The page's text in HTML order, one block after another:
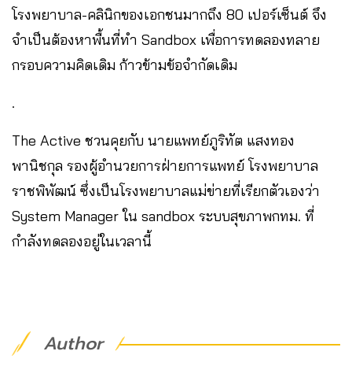
โรงพยาบาล-คลินิกของเอกชนมากถึง 80 เปอร์เซ็นต์ จึง
จำเป็นต้องหาพื้นที่ทำ Sandbox เพื่อการทดลองทลาย
กรอบความคิดเดิม ก้าวข้ามข้อจำกัดเดิม
.
The​ Active​ ชวน​คุยกับ นายแพทย์ภูริทัต แสงทอง
พานิชกุล​ รองผู้อำนวยการฝ่ายการแพทย์​ โรงพยาบาล
ราชพิพัฒน์ ซึ่งเป็นโรงพยาบาลแม่ข่ายที่เรียกตัวเองว่า
System Manager ใน sandbox ระบบสุขภาพกทม.​ ที่
กำลังทดลองอยู่ในเวลานี้ ​
Author